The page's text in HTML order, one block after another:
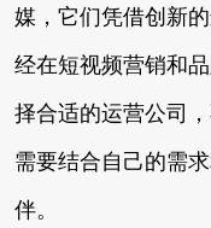
媒，它们凭借创新
经在短视频营销和
择合适的运营公司
需要结合自己的需
伴。